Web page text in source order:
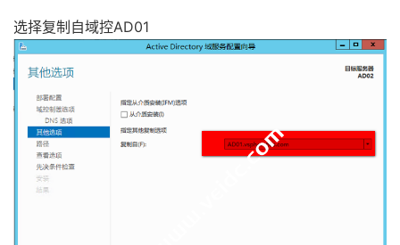
选择复制自域控AD01